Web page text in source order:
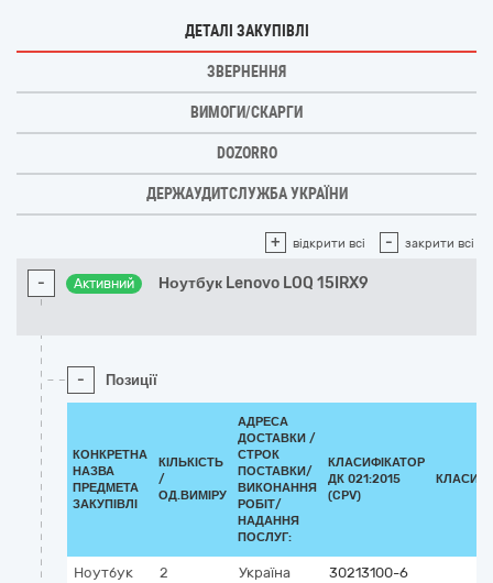
ДЕТАЛІ ЗАКУПІВЛІ
ЗВЕРНЕННЯ
ВИМОГИ/СКАРГИ
DOZORRO
ДЕРЖАУДИТСЛУЖБА УКРАЇНИ
+ відкрити всі - закрити всі
- Активний Ноутбук Lenovo LOQ 15IRX9
- Позиції
КОНКРЕТНА
НАЗВА
ПРЕДМЕТА
ЗАКУПІВЛІ
КІЛЬКІСТЬ
/
ОД.ВИМІРУ
АДРЕСА
ДОСТАВКИ /
СТРОК
ПОСТАВКИ/
ВИКОНАННЯ
РОБІТ/
НАДАННЯ
ПОСЛУГ:
КЛАСИФІКАТОР
ДК 021:2015
(CPV)
Ноутбук
2
Україна
30213100-6